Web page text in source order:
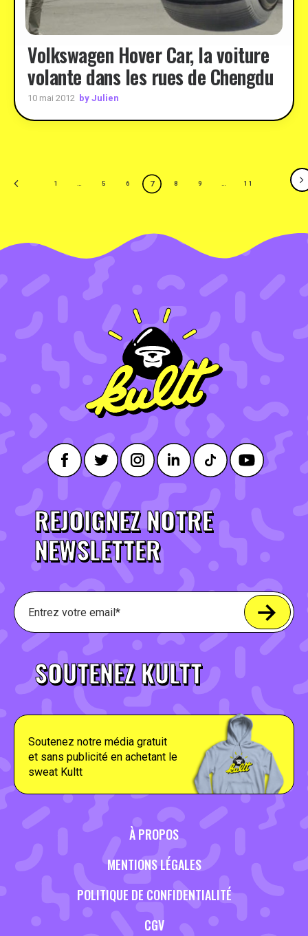
Volkswagen Hover Car, la voiture
volante dans les rues de Chengdu
10 mai 2012 by Julien
1 5 6 7 8 9 11
REJOIGNEZ NOTRE
NEWSLETTER
SOUTENEZ KULTT
Soutenez notre média gratuit
et sans publicité en achetant le
sweat Kultt
À PROPOS
MENTIONS LÉGALES
POLITIQUE DE CONFIDENTIALITÉ
CGV